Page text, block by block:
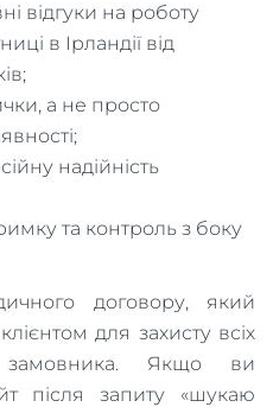
відгуки на роботу
в Ірландії від
а не просто
надійність
та контроль з боку
договору, який
для захисту всіх
замовника. Якщо ви
після запиту «шукаю